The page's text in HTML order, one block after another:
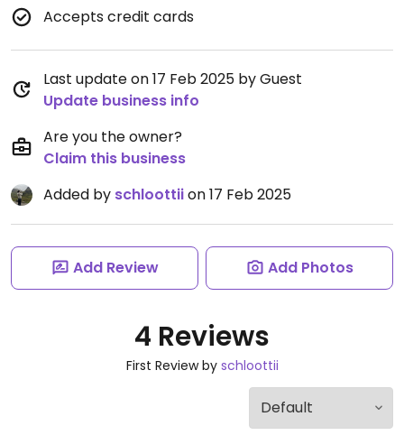
Accepts credit cards
Last update on 17 Feb 2025 by Guest
Update business info
Are you the owner?
Claim this business
Added by schloottiion 17 Feb 2025
Add Review Add Photos
4 Reviews
First Review by schloottii